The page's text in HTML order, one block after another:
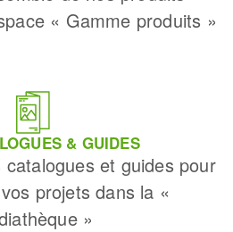
« Gamme produits »
& GUIDES
et guides pour
projets dans la «
»